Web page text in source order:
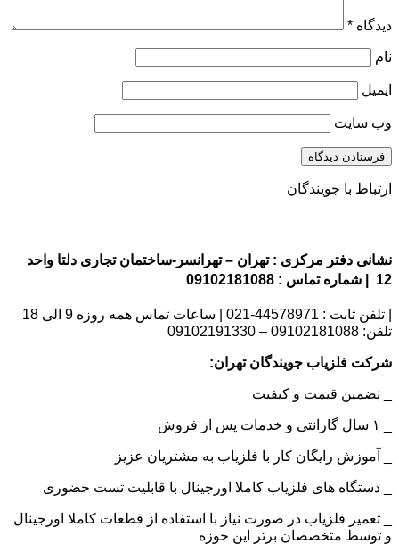
دیدگاه *
نام
ایمیل
وب‌ سایت
ارتباط با جویندگان
نشانی دفتر مرکزی : تهران – تهرانسر-ساختمان تجاری دلتا واحد
12 | شماره تماس : 09102181088
| تلفن ثابت : 44578971-021 | ساعات تماس همه روزه 9 الی 18
تلفن: 09102181088 – 09102191330
شرکت فلزیاب جویندگان تهران:
_ تضمین قیمت و کیفیت
_ آموزش رایگان کار با فلزیاب به مشتریان عزیز
_ دستگاه های فلزیاب کاملا اورجینال با قابلیت تست حضوری
_ تعمیر فلزیاب در صورت نیاز با استفاده از قطعات کاملا اورجینال
و توسط متخصصان برتر این حوزه